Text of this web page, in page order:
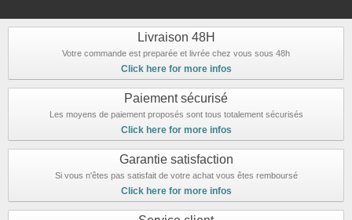
Livraison 48H
Votre commande est preparée et livrée chez vous sous 48h
Click here for more infos
Paiement sécurisé
Les moyens de paiement proposés sont tous totalement sécurisés
Click here for more infos
Garantie satisfaction
Si vous n'êtes pas satisfait de votre achat vous êtes remboursé
Click here for more infos